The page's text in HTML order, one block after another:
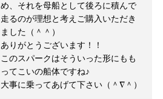
め、それを母船として後ろに積んで
走るのが理想と考えご購入いただき
ました（＾＾）
ありがとうございます！！
このスパークはそういった形にもも
ってこいの船体ですね♪
大事に乗ってあげて下さい（＾∇＾）